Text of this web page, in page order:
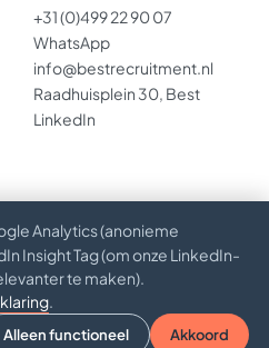
+31 (0)499 22 90 07
WhatsApp
info@bestrecruitment.nl
Raadhuisplein 30, Best
LinkedIn
B.V. · KVK 67234891
· Algemene voorwaarden
Analytics (anonieme
Insight Tag (om onze LinkedIn-
te maken).
.
Alleen functioneel Akkoord